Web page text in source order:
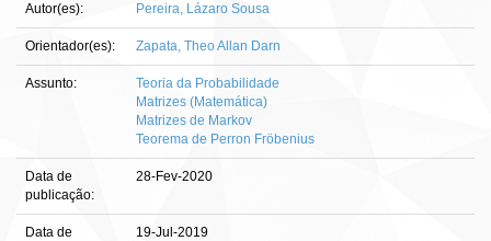
Autor(es): Pereira, Lázaro Sousa
Orientador(es): Zapata, Theo Allan Darn
Assunto:
Teoria da Probabilidade
Matrizes (Matemática)
Matrizes de Markov
Teorema de Perron Fröbenius
Data de
publicação:
28-Fev-2020
Data de
19-Jul-2019